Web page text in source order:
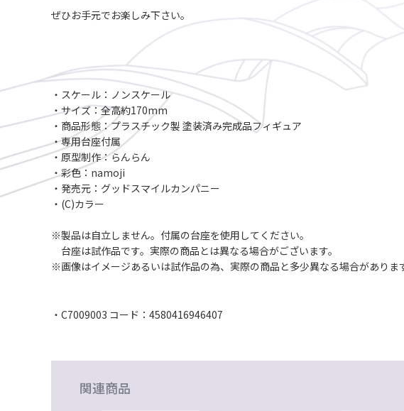
ぜひお手元でお楽しみ下さい。
・スケール：ノンスケール
・サイズ：全高約170mm
・商品形態：プラスチック製 塗装済み完成品フィギュア
・専用台座付属
・原型制作：らんらん
・彩色：namoji
・発売元：グッドスマイルカンパニー
・(C)カラー
※製品は自立しません。付属の台座を使用してください。
台座は試作品です。実際の商品とは異なる場合がございます。
※画像はイメージあるいは試作品の為、実際の商品と多少異なる場合がありま
・C7009003 コード：4580416946407
関連商品